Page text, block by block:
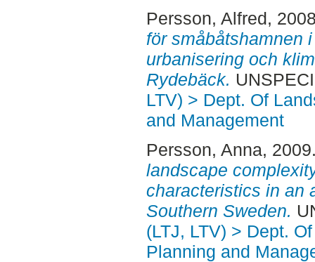
Persson, Alfred,
för småbåtshamnen
urbanisering och
Rydebäck.
LTV) > Dept. Of
and Management
Persson, Anna,
landscape
characteristics in an
Southern Sweden.
(LTJ, LTV) > Dept.
Planning and